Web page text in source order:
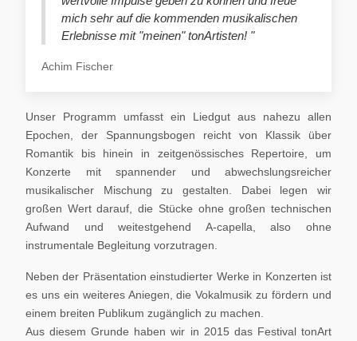
mich sehr auf die kommenden musikalischen
Erlebnisse mit "meinen" tonArtisten! "
Achim Fischer
Unser Programm umfasst ein Liedgut aus nahezu allen
Epochen, der Spannungsbogen reicht von Klassik über
Romantik bis hinein in zeitgenössisches Repertoire, um
Konzerte mit spannender und abwechslungsreicher
musikalischer Mischung zu gestalten. Dabei legen wir
großen Wert darauf, die Stücke ohne großen technischen
Aufwand und weitestgehend A-capella, also ohne
instrumentale Begleitung vorzutragen.
Neben der Präsentation einstudierter Werke in Konzerten ist
es uns ein weiteres Aniegen, die Vokalmusik zu fördern und
einem breiten Publikum zugänglich zu machen.
Aus diesem Grunde haben wir in 2015 das Festival tonArt